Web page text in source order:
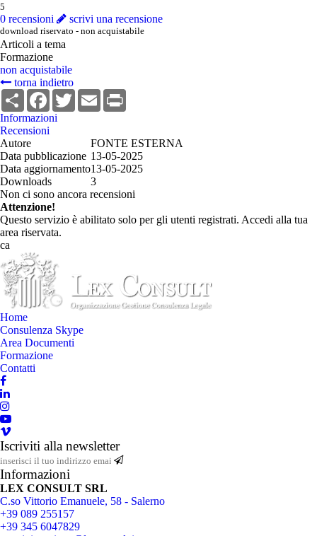
0 recensioni scrivi una recensione
download riservato - non acquistabile
Articoli a tema
Formazione
non acquistabile
torna indietro
CondividiFacebook
TwitterEmail
Informazioni
Recensioni
Autore
FONTE ESTERNA
Data pubblicazione 13-05-2025
Data aggiornamento13-05-2025
Downloads
3
Non ci sono ancora recensioni
Attenzione!
Questo servizio è abilitato solo per gli utenti registrati. Accedi alla tua
area riservata.
ca
Home
Consulenza Skype
Area Documenti
Formazione
Contatti
Iscriviti alla newsletter
Informazioni
LEX CONSULT SRL
C.so Vittorio Emanuele, 58 - Salerno
+39 089 255157
+39 345 6047829